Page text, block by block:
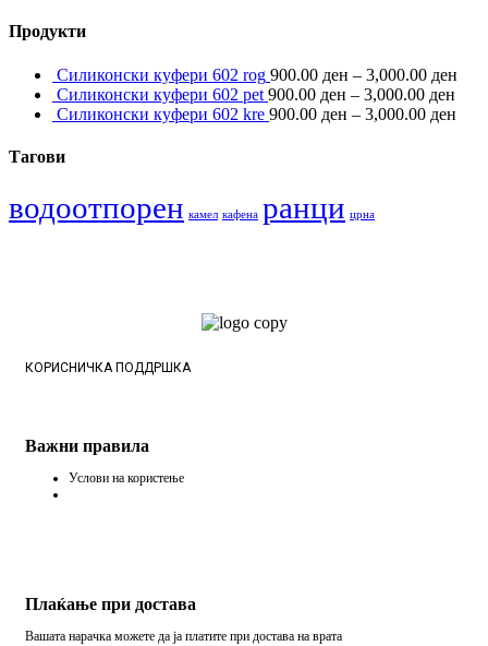
Продукти
Силиконски куфери 602 rog 900.00 ден – 3,000.00 ден
Силиконски куфери 602 pet 900.00 ден – 3,000.00 ден
Силиконски куфери 602 kre 900.00 ден – 3,000.00 ден
Тагови
водоотпорен камел кафена ранци црна
КОРИСНИЧКА ПОДДРШКА
Важни правила
Услови на користење
Плаќање при достава
Вашата нарачка можете да ја платите при достава на врата